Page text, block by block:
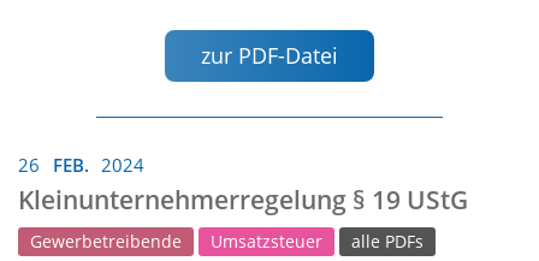
zur PDF-Datei
26 FEB. 2024
Kleinunternehmerregelung § 19 UStG
Gewerbetreibende Umsatzsteuer alle PDFs